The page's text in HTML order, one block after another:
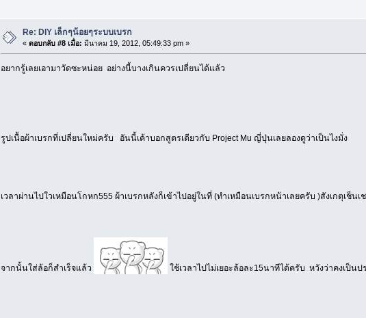
Re: DIY เล็กๆน้อยๆระบบเบรก
«ตอบกลับ #8 เมื่อ: มีนาคม 19, 2012, 05:49:33 pm »
อยากรู้เลยเอามาวัดซะหน่อย อย่างนี้บางเกินควรเปลี่ยนได้แล้ว
รูปเนื้อผ้าเบรกที่เปลี่ยนใหม่ครับ อันนี้เค้าบอกสูตรเดียวกับ Project Mu ญี่ปุ่นเลยลองดูว่าเป็นไงมั่ง
เวลาผ่านไปใวเหมือนโกหก555 ผ้าเบรกหลังก็เข้าไปอยู่ในที่ (ทำเหมือนเบรกหน้าเลยครับ )สังเกตุเช็นเ
จากนั้นใส่ล้อก็สำเร็จแล้ว ใช้เวลาไปไม่เยอะล้อละ15นาทีได้ครับ หวังว่าคงเป็